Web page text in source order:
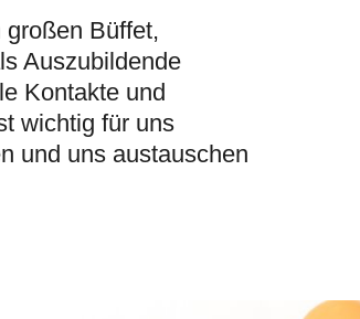
Büffet,
Auszubildende
Kontakte und
wichtig für uns
und uns austauschen